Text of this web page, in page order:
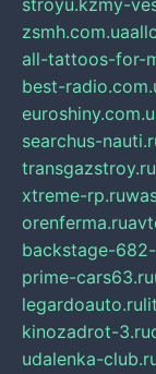
stroyu.kzmy-
zsmh.com.ua
all-tattoos-for-
best-
searchus-
transgazstroy.ru
xtreme-rp.ru
orenferma.ru
backstage-
prime-cars63.ru
legardoauto.ru
kinozadrot-3.ru
udalenka-